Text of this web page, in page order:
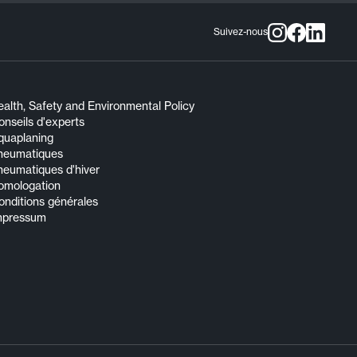
Suivez-nous
Safety and Environmental Policy
d'experts
d'hiver
générales